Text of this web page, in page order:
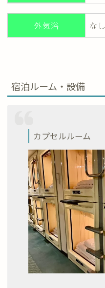
外気浴 なし
宿泊ルーム・設備
カプセルルーム